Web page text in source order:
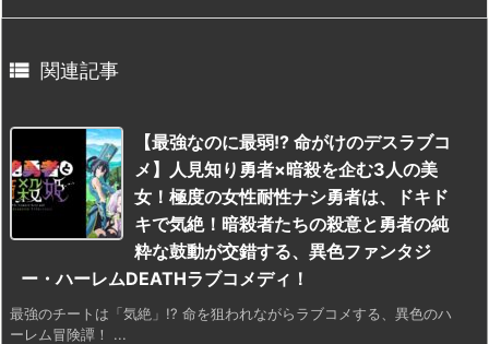
 関連記事
【最強なのに最弱!? 命がけのデスラブコ
メ】人見知り勇者×暗殺を企む3人の美
女！極度の女性耐性ナシ勇者は、ドキド
キで気絶！暗殺者たちの殺意と勇者の純
粋な鼓動が交錯する、異色ファンタジ
ー・ハーレムDEATHラブコメディ！
最強のチートは「気絶」!? 命を狙われながらラブコメする、異色のハ
ーレム冒険譚！ ...